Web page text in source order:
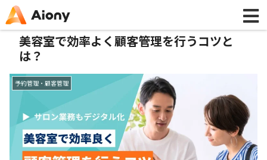
美容室で効率よく顧客管理を行うコツと
は？
予約管理・顧客管理